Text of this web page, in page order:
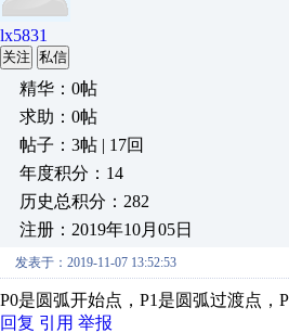
lx5831
关注 私信
精华：0帖
求助：0帖
帖子：3帖 | 17回
年度积分：14
历史总积分：282
注册：2019年10月05日
发表于：2019-11-07 13:52:53
P0是圆弧开始点，P1是圆弧过渡点，
回复 引用 举报